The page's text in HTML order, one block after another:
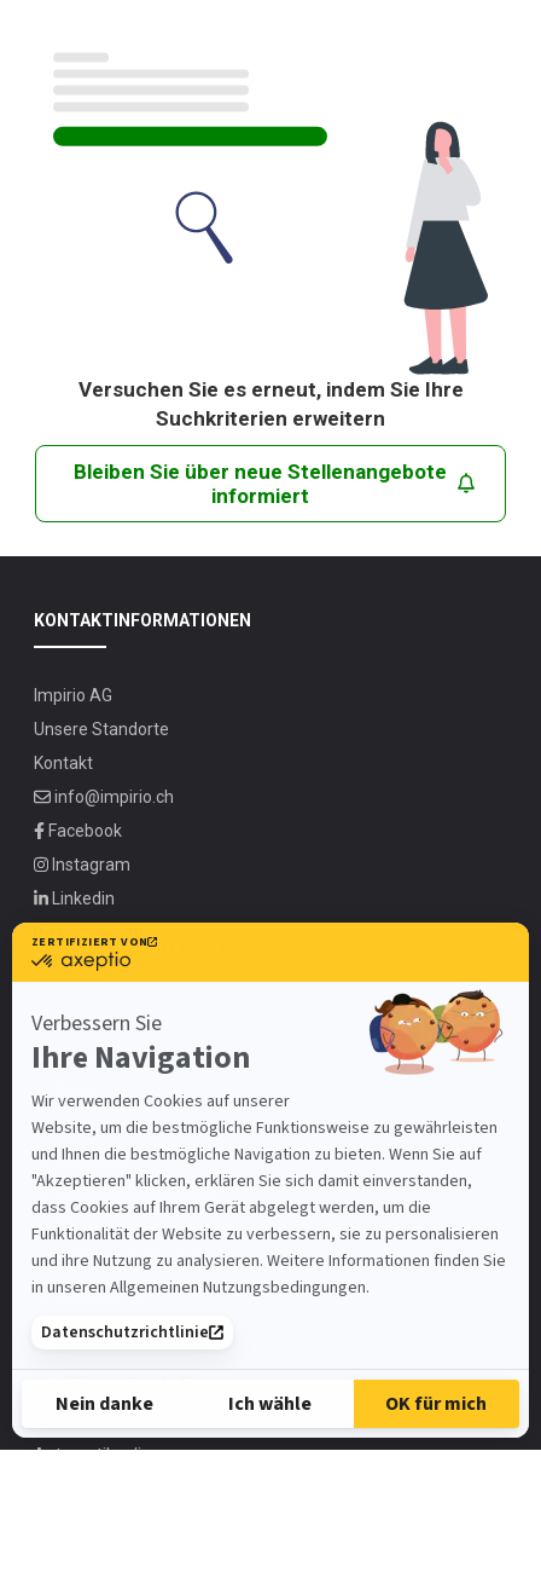
Ergebnisse
Versuchen Sie es erneut, indem Sie Ihre
Suchkriterien erweitern
Bleiben Sie über neue Stellenangebote
informiert
KONTAKTINFORMATIONEN
Impirio AG
Unsere Standorte
Kontakt
info@impirio.ch
Facebook
Instagram
Linkedin
UNSERE ANGEBOTE UNTER
Zürich
Basel-Stadt
Luzern
St. Gallen
Mein Benutzerkonto
Nutzungsbedingungen
SAMSIC-EMPLOI.CH
SAMSIC.FR
Spontanbewerbung
Automatiker/in